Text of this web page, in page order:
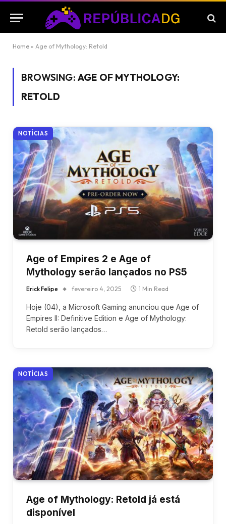
Home » Age of Mythology: Retold
BROWSING: AGE OF MYTHOLOGY:
RETOLD
NOTÍCIAS
Age of Empires 2 e Age of
Mythology serão lançados no PS5
Erick Felipe fevereiro 4, 2025 1 Min Read
Hoje (04), a Microsoft Gaming anunciou que Age of
Empires II: Definitive Edition e Age of Mythology:
Retold serão lançados…
NOTÍCIAS
Age of Mythology: Retold já está
disponível